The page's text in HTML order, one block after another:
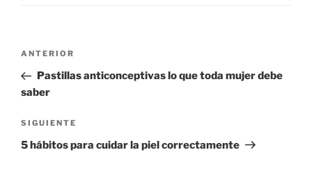
Navegación
entradas
Entrada
anterior:
ANTERIOR
Pastillas anticonceptivas lo que toda mujer debe
saber
Siguiente
entrada
SIGUIENTE
5 hábitos para cuidar la piel correctamente